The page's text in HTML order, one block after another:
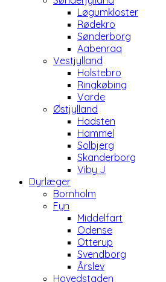
Løgumkloster
Rødekro
Sønderborg
Aabenraa
Vestjylland
Holstebro
Ringkøbing
Varde
Østjylland
Hadsten
Hammel
Solbjerg
Skanderborg
Viby J
Dyrlæger
Bornholm
Fyn
Middelfart
Odense
Otterup
Svendborg
Årslev
Hovedstaden